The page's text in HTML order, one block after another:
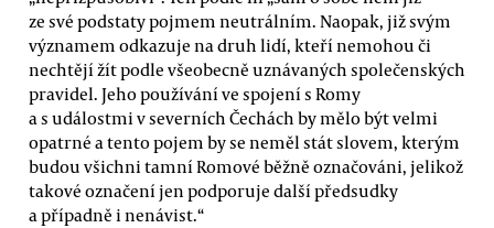
ze své podstaty pojmem neutrálním. Naopak, již svým
významem odkazuje na druh lidí, kteří nemohou či
nechtějí žít podle všeobecně uznávaných společenských
pravidel. Jeho používání ve spojení s Romy
a s událostmi v severních Čechách by mělo být velmi
opatrné a tento pojem by se neměl stát slovem, kterým
budou všichni tamní Romové běžně označováni, jelikož
takové označení jen podporuje další předsudky
a případně i nenávist.“